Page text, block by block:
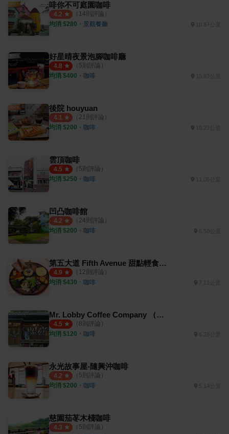
啡你不可庭園咖啡
4.2 （ 14則評論）
均消 $280 ・ 景觀餐廳
好星晴夜景泡腳咖啡廳
4.8 （ 5則評論）
均消 $400 ・ 咖啡
後院 houyuan
4.1 （ 21則評論）
均消 $200 ・ 咖啡
雲頂咖啡
4.5 （ 5則評論）
均消 $250 ・ 咖啡 11.05公里
凹凸咖啡館
4.2 （ 24則評論）
均消 $200 ・ 咖啡 6.58公里
第五大道 Fifth Avenue 甜點輕食咖啡
4.9 （ 12則評論）
均消 $430 ・ 咖啡
Mr. Lobby Coffee Company （大堂咖啡企業社）
4.5 （ 8則評論）
均消 $120 ・ 咖啡
永光故事屋-隨興沖咖啡
4.2 （ 5則評論）
均消 $200 ・ 咖啡 5.14公里
慈園茄苳木棧咖啡
4.3 （ 5則評論）